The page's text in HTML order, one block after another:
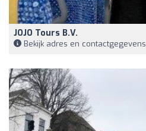
JOJO Tours B.v.
Bekijk adres en contactgegevens